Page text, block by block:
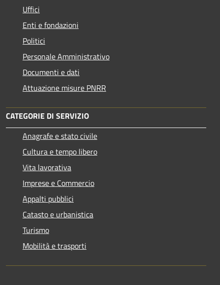
Uffici
Enti e fondazioni
Politici
Personale Amministrativo
Documenti e dati
Attuazione misure PNRR
CATEGORIE DI SERVIZIO
Anagrafe e stato civile
Cultura e tempo libero
Vita lavorativa
Imprese e Commercio
Appalti pubblici
Catasto e urbanistica
Turismo
Mobilità e trasporti